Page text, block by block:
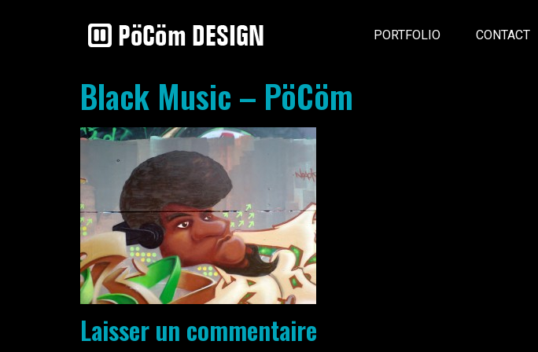
PORTFOLIO CONTACT
Black Music – PöCöm
Laisser un commentaire